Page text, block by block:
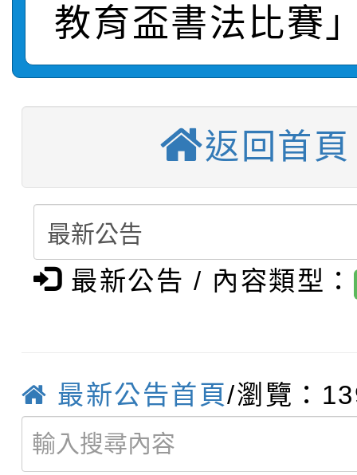
宣導。
結果(第10招)
學年度第1學期第9次代
結果(第2招)
轉知：本市公務人員協
9月16日本府B2大禮堂
1次會員大會暨第7屆會
函轉運動部全民運動署
推動社區運動俱樂部營
計畫」1 份，請踴躍報
權責核予出席人員公(
【甄選結果(第11招)】
學年度第1學期第7次
結果(第11招)
【甄選結果(第3招)】
學年度第1學期第9次代
結果(第3招)
桃園市家庭教育中心「
程資訊」、「暑期親子
「祖孫樂淘桃」、「愛
報，惠請貴機關(學校)
宣導。
「校園短影音徵選活動
員」簡章及活動海報，
115學年度新生訓練注
學年度第1學期第7次代
結果(第10招)
【甄選結果(第2招)】
學年度第1學期第9次代
轉知：本市公務人員協
教育盃書法比賽
返回首頁
最新公告 / 內容類型：
最新公告首頁/瀏覽：